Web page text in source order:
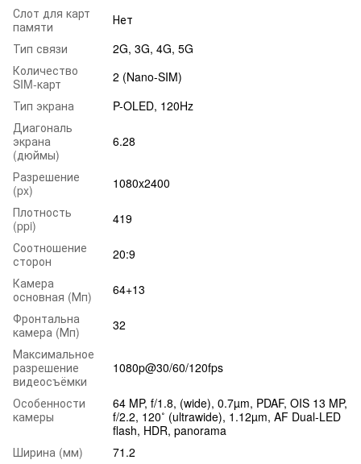
Слот для карт
памяти
Нет
Тип связи
2G, 3G, 4G, 5G
Количество
SIM-карт
2 (Nano-SIM)
Тип экрана
P-OLED, 120Hz
Диагональ
экрана
(дюймы)
6.28
Разрешение
(px)
1080x2400
Плотность
(ppi)
419
Соотношение
сторон
20:9
Камера
основная (Мп)
64+13
Фронтальна
камера (Мп)
32
Максимальное
разрешение
видеосъёмки
1080p@30/60/120fps
Особенности
камеры
64 MP, f/1.8, (wide), 0.7µm, PDAF, OIS 13 MP,
f/2.2, 120˚ (ultrawide), 1.12µm, AF Dual-LED
flash, HDR, panorama
Ширина (мм)
71.2